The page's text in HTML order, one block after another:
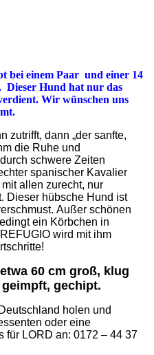
bei einem Paar und einer 14
Dieser Hund hat nur das
Wir wünschen uns
zutrifft, dann „der sanfte,
die Ruhe und
schwere Zeiten
spanischer Kavalier
allen zurecht, nur
Dieser hübsche Hund ist
Außer schönen
ein Körbchen in
wird mit ihm
60 cm groß, klug
gechipt.
holen und
oder eine
für LORD an: 0172 – 44 37